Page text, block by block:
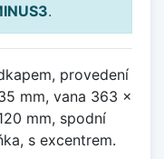
.
provedení
mm, vana 363 x
mm, spodní
s excentrem.